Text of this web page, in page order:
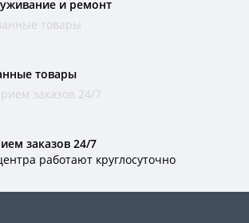
и ремонт
товары
заказов 24/7
работают круглосуточно